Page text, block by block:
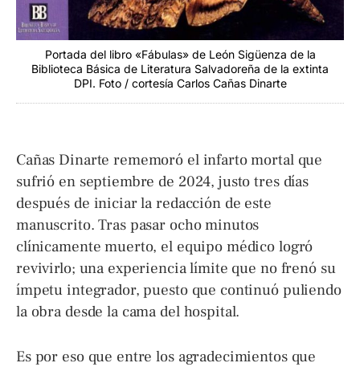
Portada del libro «Fábulas» de León Sigüenza de la
Biblioteca Básica de Literatura Salvadoreña de la extinta
DPI. Foto / cortesía Carlos Cañas Dinarte
Cañas Dinarte rememoró el infarto mortal que
sufrió en septiembre de 2024, justo tres días
después de iniciar la redacción de este
manuscrito. Tras pasar ocho minutos
clínicamente muerto, el equipo médico logró
revivirlo; una experiencia límite que no frenó su
ímpetu integrador, puesto que continuó puliendo
la obra desde la cama del hospital.
Es por eso que entre los agradecimientos que